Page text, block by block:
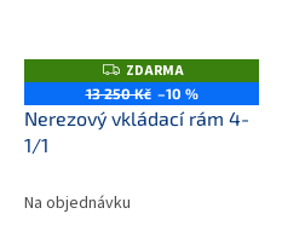
Z
D
A
R
ZDARMA
13 250 Kč –10 %
Nerezový vkládací rám 4-
1/1
Na objednávku